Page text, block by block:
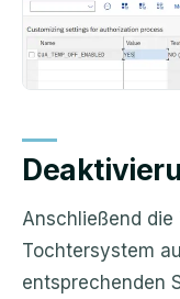
Anschließend die
Tochtersystem
entsprechenden